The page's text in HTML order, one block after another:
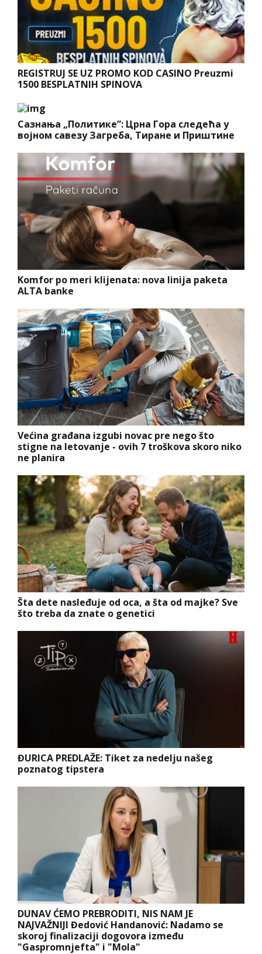
REGISTRUJ SE UZ PROMO KOD CASINO Preuzmi
1500 BESPLATNIH SPINOVA
Сазнања „Политике”: Црна Гора следећа у
војном савезу Загреба, Тиране и Приштине
Komfor po meri klijenata: nova linija paketa
ALTA banke
Većina građana izgubi novac pre nego što
stigne na letovanje - ovih 7 troškova skoro niko
ne planira
Šta dete nasleđuje od oca, a šta od majke? Sve
što treba da znate o genetici
ĐURICA PREDLAŽE: Tiket za nedelju našeg
poznatog tipstera
DUNAV ĆEMO PREBRODITI, NIS NAM JE
NAJVAŽNIJI Đedović Handanović: Nadamo se
skoroj finalizaciji dogovora između
"Gaspromnjefta" i "Mola"